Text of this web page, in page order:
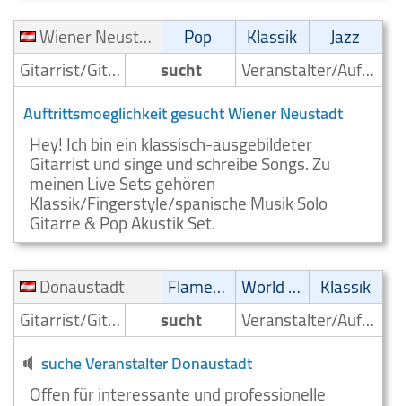
Wiener Neustadt
Pop Klassik
Jazz
Gitarrist/Gitarrenspieler
sucht Veranstalter/Auftrittsmoeglichkeit
Auftrittsmoeglichkeit gesucht Wiener Neustadt
Hey! Ich bin ein klassisch-ausgebildeter
Gitarrist und singe und schreibe Songs. Zu
meinen Live Sets gehören
Klassik/Fingerstyle/spanische Musik Solo
Gitarre & Pop Akustik Set.
Donaustadt
Flamenco World Music
Klassik
Gitarrist/Gitarrenspieler
sucht Veranstalter/Auftrittsmoeglichkeit
suche Veranstalter Donaustadt
Offen für interessante und professionelle